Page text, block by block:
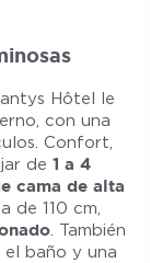
Hôtel le
con una
Confort,
de 1 a 4
cama de alta
de 110 cm,
. También
el baño y una